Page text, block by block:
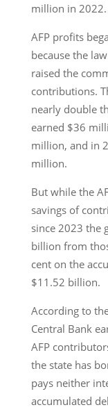
million in 2022.
AFP profits
because the
raised the
contributions.
nearly double
earned $36
million, and in
million.
But while the
savings of
since 2023 the
billion from
cent on the
$11.52 billion.
According to
Central Bank
AFP
the state has
pays neither
accumulated